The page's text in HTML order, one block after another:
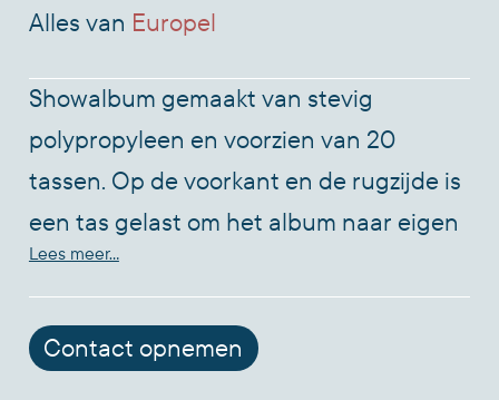
Alles van Europel
Showalbum gemaakt van stevig
polypropyleen en voorzien van 20
tassen. Op de voorkant en de rugzijde is
een tas gelast om het album naar eigen
ontwerp te kunnen aanpassen. Bestemd
voor A4 papier. Kleur wit.
Lees meer...
Contact opnemen